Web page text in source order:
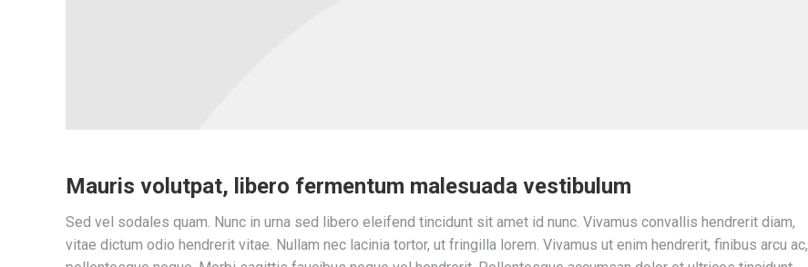
Mauris volutpat, libero fermentum malesuada vestibulum
Sed vel sodales quam. Nunc in urna sed libero eleifend tincidunt sit amet id nunc. Vivamus convallis hendrerit diam,
vitae dictum odio hendrerit vitae. Nullam nec lacinia tortor, ut fringilla lorem. Vivamus ut enim hendrerit, finibus arcu ac,